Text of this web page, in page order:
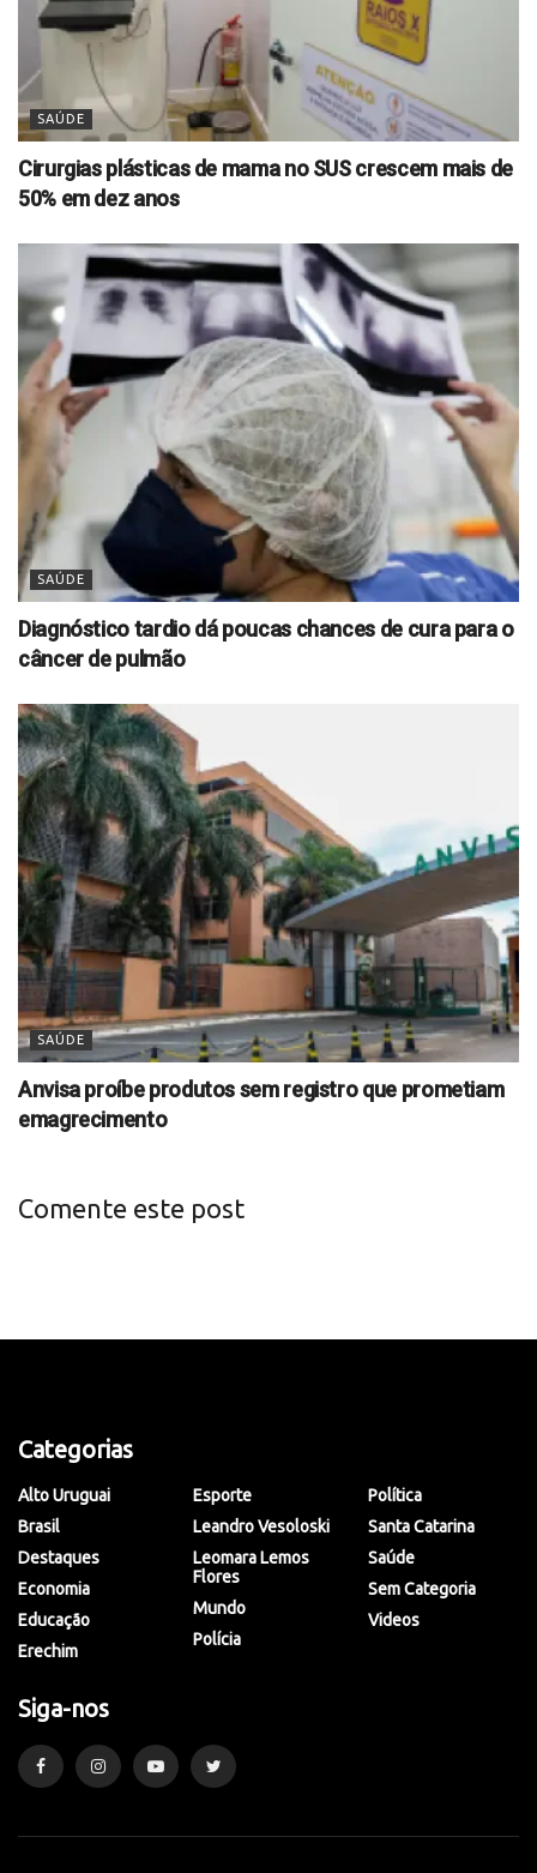
SAÚDE
Cirurgias plásticas de mama no SUS crescem mais de
50% em dez anos
SAÚDE
Diagnóstico tardio dá poucas chances de cura para o
câncer de pulmão
SAÚDE
Anvisa proíbe produtos sem registro que prometiam
emagrecimento
Comente este post
Categorias
Alto Uruguai
Brasil
Destaques
Economia
Educação
Erechim
Esporte
Leandro Vesoloski
Leomara Lemos
Flores
Mundo
Polícia
Política
Santa Catarina
Saúde
Sem Categoria
Videos
Siga-nos